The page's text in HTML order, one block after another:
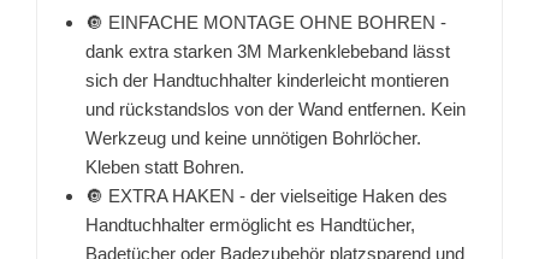
🔘 EINFACHE MONTAGE OHNE BOHREN -
dank extra starken 3M Markenklebeband lässt
sich der Handtuchhalter kinderleicht montieren
und rückstandslos von der Wand entfernen. Kein
Werkzeug und keine unnötigen Bohrlöcher.
Kleben statt Bohren.
🔘 EXTRA HAKEN - der vielseitige Haken des
Handtuchhalter ermöglicht es Handtücher,
Badetücher oder Badezubehör platzsparend und